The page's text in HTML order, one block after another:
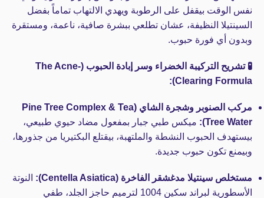
نفس الوقت بيقفل على الرطوبة ويهدي الالتهاب تماماً بفضل
السينتيلا النظيفة، عشان تطلعي ببشرة صافية، ناعمة، ومستقرة
وبدون أي فورة حبوب.
🧪 تشريح التركيبة الخضراء وسر إبادة الحبوب (The Acne-
Clearing Formula):
مركب الصنوبر وشجرة الشاي (Pine Tree Complex & Tea
Tree Water):
ميكس طبي جبار بمفعول مضاد حيوي طبيعي،
بيستهدف الحبوب النشطة والملتهبة، بيقتلع البكتيريا من جذورها،
وبيمنع تكون حبوب جديدة.
مستخلص سينتيلا مدغشقر الفاخرة (Centella Asiatica):
النوتة
الأسطورية لبراند سكين 1004 لترميم حاجز الجلد، طفي